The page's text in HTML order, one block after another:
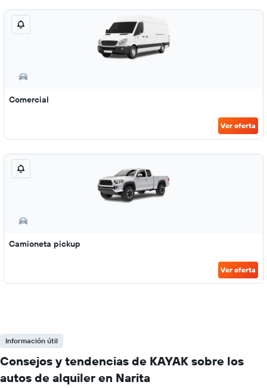
Comercial
Ver oferta
Camioneta pickup
Ver oferta
Información útil
Consejos y tendencias de KAYAK sobre los
autos de alquiler en Narita